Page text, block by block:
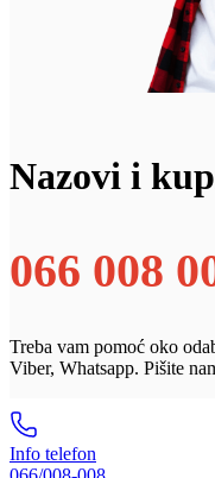
Nazovi i
066 008
Treba vam pomoć oko
Viber, Whatsapp. Pišite
Info telefon